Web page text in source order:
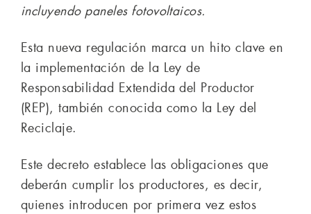
incluyendo paneles fotovoltaicos.
Esta nueva regulación marca un hito clave en
la implementación de la Ley de
Responsabilidad Extendida del Productor
(REP), también conocida como la Ley del
Reciclaje.
Este decreto establece las obligaciones que
deberán cumplir los productores, es decir,
quienes introducen por primera vez estos